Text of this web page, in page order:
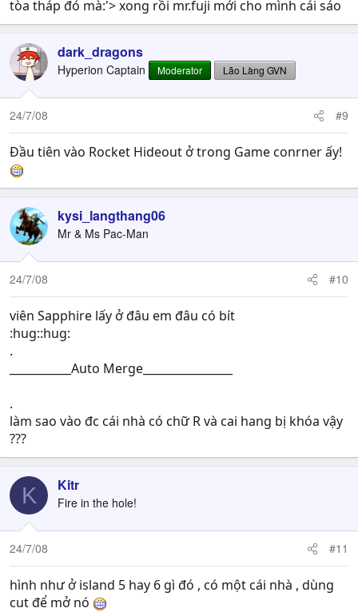
tòa tháp đó mà:'> xong rồi mr.fuji mới cho mình cái sáo
dark_dragons
Hyperion Captain Moderator Lão Làng GVN
24/7/08 #9
Đầu tiên vào Rocket Hideout ở trong Game conrner ấy!
kysi_langthang06
Mr & Ms Pac-Man
24/7/08 #10
viên Sapphire lấy ở đâu em đâu có bít
:hug::hug:
.
___________Auto Merge________________
.
làm sao vào đc cái nhà có chữ R và cai hang bị khóa vậy
???
K Kitr
Fire in the hole!
24/7/08 #11
hình như ở island 5 hay 6 gì đó , có một cái nhà , dùng
cut để mở nó